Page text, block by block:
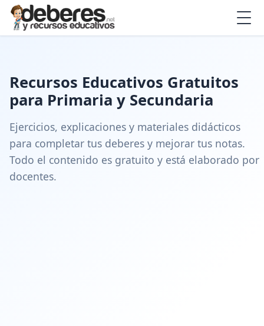
Recursos Educativos Gratuitos
para Primaria y Secundaria
Ejercicios, explicaciones y materiales didácticos
para completar tus deberes y mejorar tus notas.
Todo el contenido es gratuito y está elaborado por
docentes.